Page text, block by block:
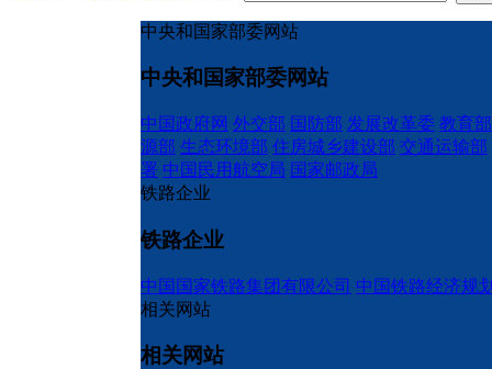
中央和国家部委网站
中央和国家部委网站
中国政府网 外交部 国防部 发展改革委 教育部
源部 生态环境部 住房城乡建设部 交通运输部
署 中国民用航空局 国家邮政局
铁路企业
铁路企业
中国国家铁路集团有限公司 中国铁路经济规
相关网站
相关网站